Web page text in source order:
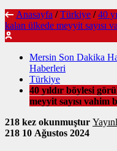
Anasayfa / Türkiye / 40
kalan ülkede meyyit sayısı
Mersin Son Dakika
Haberleri
Türkiye
40 yıldır böylesi
meyyit sayısı vahim
218 kez okunmuştur
218 10 Ağustos 2024